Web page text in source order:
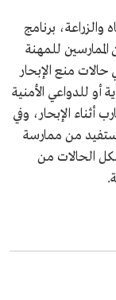
والمياه والزراعة، برنامج
الممارسين للمهنة
حالات منع الإبحار
للدواعي الأمنية
أثناء الإبحار، وفي
من ممارسة
الحالات من